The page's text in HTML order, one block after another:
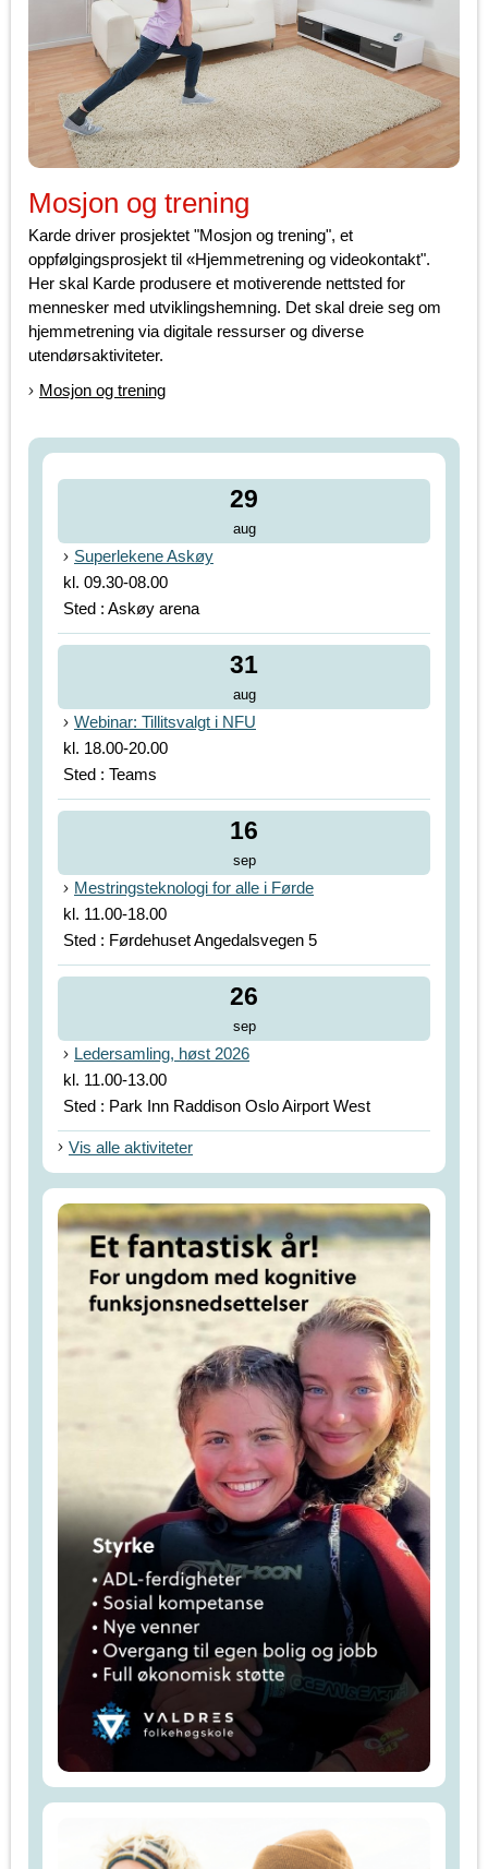
Mosjon og trening
Karde driver prosjektet "Mosjon og trening", et
oppfølgingsprosjekt til «Hjemmetrening og videokontakt".
Her skal Karde produsere et motiverende nettsted for
mennesker med utviklingshemning. Det skal dreie seg om
hjemmetrening via digitale ressurser og diverse
utendørsaktiviteter.
Mosjon og trening
29
aug
Superlekene Askøy
kl. 09.30-08.00
Sted : Askøy arena
31
aug
Webinar: Tillitsvalgt i NFU
kl. 18.00-20.00
Sted : Teams
16
sep
Mestringsteknologi for alle i Førde
kl. 11.00-18.00
Sted : Førdehuset Angedalsvegen 5
26
sep
Ledersamling, høst 2026
kl. 11.00-13.00
Sted : Park Inn Raddison Oslo Airport West
Vis alle aktiviteter